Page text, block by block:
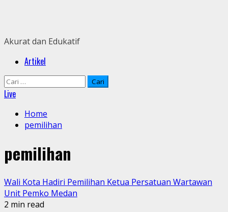
Akurat dan Edukatif
PrimaryArtikel
Cari
untuk:
Live
Home
pemilihan
pemilihan
Wali Kota Hadiri Pemilihan Ketua Persatuan Wartawan
Unit Pemko Medan
2 min read